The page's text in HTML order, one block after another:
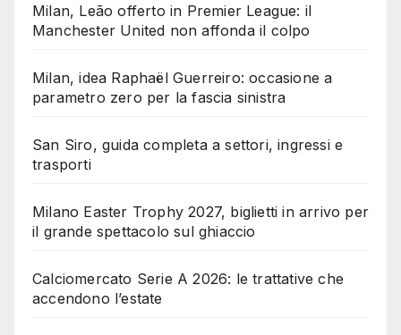
Milan, Leão offerto in Premier League: il
Manchester United non affonda il colpo
Milan, idea Raphaël Guerreiro: occasione a
parametro zero per la fascia sinistra
San Siro, guida completa a settori, ingressi e
trasporti
Milano Easter Trophy 2027, biglietti in arrivo per
il grande spettacolo sul ghiaccio
Calciomercato Serie A 2026: le trattative che
accendono l’estate